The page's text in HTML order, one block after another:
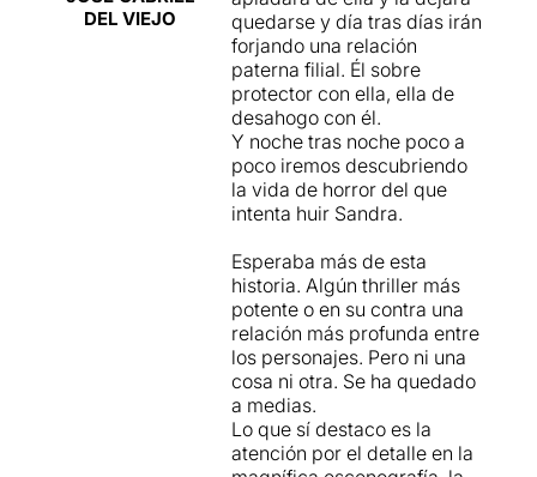
afortunadament poc
morbós. Allunyat de totes
aquelles ficcions
sensacionalistes i on el
detall i la dramatúrgia posen
llum a la foscor (amb el
permís de Carles Porta).
Si bé Sandra i l'escriptor són
a poc a poc aniran teixint
una relació d'amor-odi
sembrada a base de petites
discussions i converses que
desmantellaran el passat
amagat d'ella, la Sandra.
D'ell ben poc sabrem, ni el
nom. Tot i que aparenta ser
un home amb poques bones
DEL VIEJO
quedarse y día tras días irán
forjando una relación
paterna filial. Él sobre
protector con ella, ella de
desahogo con él.
Y noche tras noche poco a
poco iremos descubriendo
la vida de horror del que
intenta huir Sandra.
Esperaba más de esta
historia. Algún thriller más
potente o en su contra una
relación más profunda entre
los personajes. Pero ni una
cosa ni otra. Se ha quedado
a medias.
Lo que sí destaco es la
atención por el detalle en la